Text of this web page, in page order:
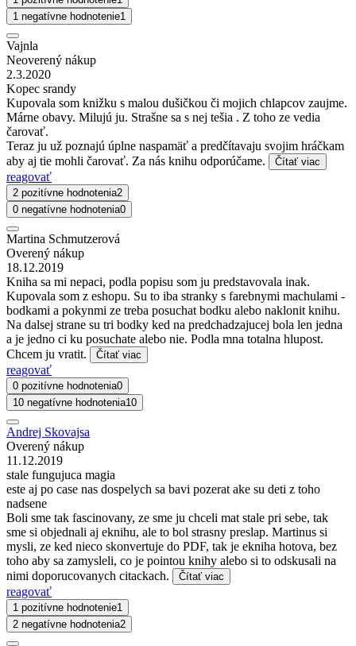
1 negatívne hodnotenie1
Vajnla
Neoverený nákup
2.3.2020
Kopec srandy
Kupovala som knižku s malou dušičkou či mojich chlapcov zaujme.
Márne obavy. Milujú ju. Strašne sa s nej tešia . Z toho ze vedia
čarovať.
Teraz ju už poznajú úplne naspamäť a predčítavaju svojim hráčkam
aby aj tie mohli čarovať. Za nás knihu odporúčame.
Čítať viac
reagovať
2 pozitívne hodnotenia2
0 negatívne hodnotenia0
Martina Schmutzerová
Overený nákup
18.12.2019
Kniha sa mi nepaci, podla popisu som ju predstavovala inak.
Kupovala som z eshopu. Su to iba stranky s farebnymi machulami -
bodkami a pokynmi ze treba posuchat bodku alebo naklonit knihu.
Na dalsej strane su tri bodky ked na predchadzajucej bola len jedna
a je jedno ci ku posuchate alebo nie. Podla mna totalna hlupost.
Chcem ju vratit.
Čítať viac
reagovať
0 pozitívne hodnotenia0
10 negatívne hodnotenia10
Andrej Skovajsa
Overený nákup
11.12.2019
stale fungujuca magia
este aj po case nas dospelych sa bavi pozerat ake su deti z toho
nadsene
Boli sme tak fascinovany, ze sme ju chceli mat stale pri sebe, tak
sme si objednali aj eknihu, ale to bol strasny preslap. Martinus si
mysli, ze ked nieco skonvertuje do PDF, tak je ekniha hotova, bez
toho aby sa zamysleli, co je pointou knihy alebo si to odskusali na
nimi doporucovanych citackach.
Čítať viac
reagovať
1 pozitívne hodnotenie1
2 negatívne hodnotenia2